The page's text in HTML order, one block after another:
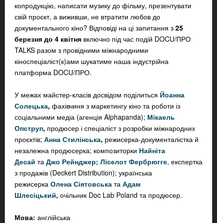
копродукцію, написати музику до фільму, презентувати
свій проєкт, а виживши, не втратити любов до
документального кіно? Відповіді на ці запитання з 25
березня до 4 квітня включно під час подій DOCU/ПРО
TALKS разом з провідними міжнародними
кіноспеціаліст(к)ами шукатиме наша індустрійна
платформа DOCU/ПРО.
У межах майстер-класів досвідом поділиться Йоанна
Солецька, фахівчиня з маркетингу кіно та роботи із
соціальними медіа (агенція Alphapanda); Мікаель
Опструп, продюсер і спеціаліст з розробки міжнародних
проєктів; Анна Стилінська, режисерка-документалістка й
незалежна продюсерка; композиторки Найніта
Десай та Джо Рейнджер; Ліселот Фербрюгге, експертка
з продажів (Deckert Distribution); українська
режисерка Олена Сіятовська та Адам
Шлесіцький, очільник Doc Lab Poland та продюсер.
Мова: англійська